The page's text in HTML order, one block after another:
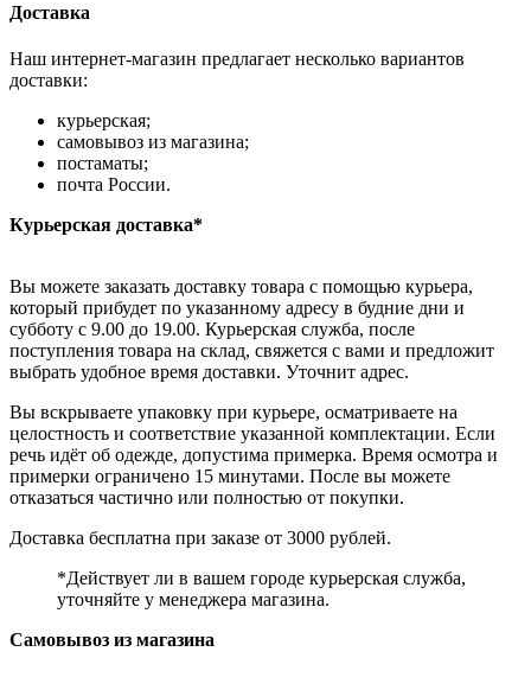
Доставка
Наш интернет-магазин предлагает несколько вариантов
доставки:
курьерская;
самовывоз из магазина;
постаматы;
почта России.
Курьерская доставка*
Вы можете заказать доставку товара с помощью курьера,
который прибудет по указанному адресу в будние дни и
субботу с 9.00 до 19.00. Курьерская служба, после
поступления товара на склад, свяжется с вами и предложит
выбрать удобное время доставки. Уточнит адрес.
Вы вскрываете упаковку при курьере, осматриваете на
целостность и соответствие указанной комплектации. Если
речь идёт об одежде, допустима примерка. Время осмотра и
примерки ограничено 15 минутами. После вы можете
отказаться частично или полностью от покупки.
Доставка бесплатна при заказе от 3000 рублей.
*Действует ли в вашем городе курьерская служба,
уточняйте у менеджера магазина.
Самовывоз из магазина